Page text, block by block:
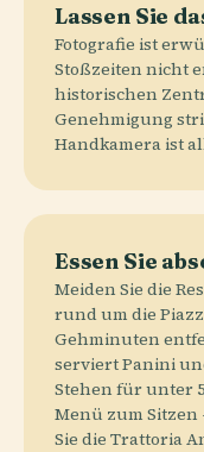
Lassen Sie
Fotografie ist
Stoßzeiten nicht
historischen
Genehmigung
Handkamera ist
Essen Sie
Meiden Sie die
rund um die
Gehminuten
serviert Panini
Stehen für unter
Menü zum Sitzen
Sie die Trattoria